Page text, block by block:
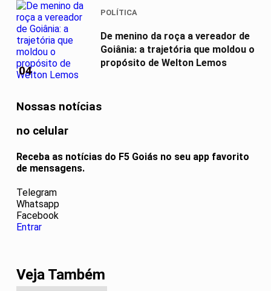
04
POLÍTICA
De menino da roça a vereador de
Goiânia: a trajetória que moldou o
propósito de Welton Lemos
Nossas notícias
no celular
Receba as notícias do F5 Goiás no seu app favorito
de mensagens.
Telegram
Whatsapp
Facebook
Entrar
Veja Também